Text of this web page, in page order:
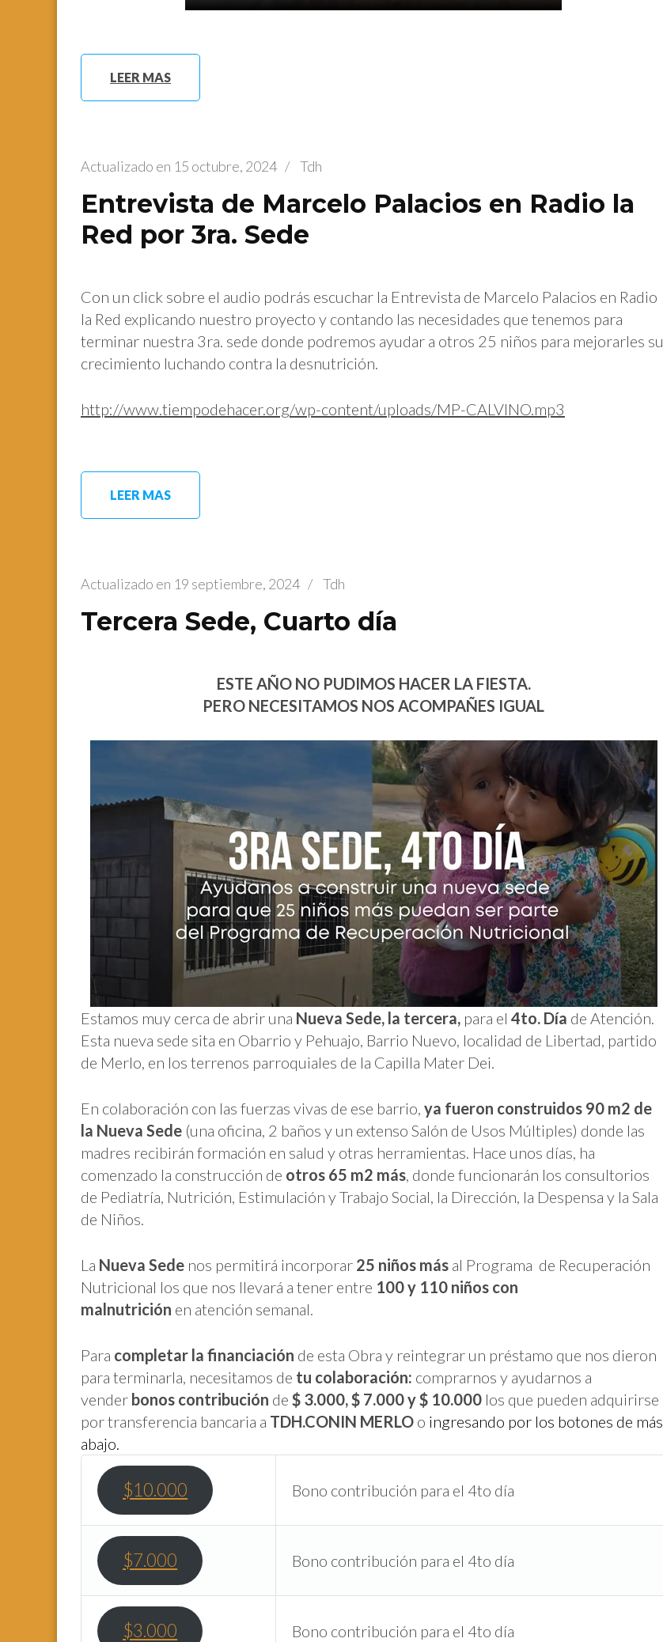
LEER MAS
Actualizado en 15 octubre, 2024 / Tdh
Entrevista de Marcelo Palacios en Radio la
Red por 3ra. Sede
Con un click sobre el audio podrás escuchar la Entrevista de Marcelo Palacios en Radio
la Red explicando nuestro proyecto y contando las necesidades que tenemos para
terminar nuestra 3ra. sede donde podremos ayudar a otros 25 niños para mejorarles su
crecimiento luchando contra la desnutrición.
http://www.tiempodehacer.org/wp-content/uploads/MP-CALVINO.mp3
LEER MAS
Actualizado en 19 septiembre, 2024 / Tdh
Tercera Sede, Cuarto día
ESTE AÑO NO PUDIMOS HACER LA FIESTA.
PERO NECESITAMOS NOS ACOMPAÑES IGUAL
Estamos muy cerca de abrir una Nueva Sede, la tercera, para el 4to. Día de Atención.
Esta nueva sede sita en Obarrio y Pehuajo, Barrio Nuevo, localidad de Libertad, partido
de Merlo, en los terrenos parroquiales de la Capilla Mater Dei.
En colaboración con las fuerzas vivas de ese barrio, ya fueron construidos 90 m2 de
la Nueva Sede (una oficina, 2 baños y un extenso Salón de Usos Múltiples) donde las
madres recibirán formación en salud y otras herramientas. Hace unos días, ha
comenzado la construcción de otros 65 m2 más, donde funcionarán los consultorios
de Pediatría, Nutrición, Estimulación y Trabajo Social, la Dirección, la Despensa y la Sala
de Niños.
La Nueva Sede nos permitirá incorporar 25 niños más al Programa de Recuperación
Nutricional los que nos llevará a tener entre 100 y 110 niños con
malnutrición en atención semanal.
Para completar la financiación de esta Obra y reintegrar un préstamo que nos dieron
para terminarla, necesitamos de tu colaboración: comprarnos y ayudarnos a
vender bonos contribución de $ 3.000,$ 7.000 y$ 10.000 los que pueden adquirirse
por transferencia bancaria a TDH.CONIN MERLO o ingresando por los botones de más
abajo.
$10.000 Bono contribución para el 4to día
$7.000 Bono contribución para el 4to día
$3.000 Bono contribución para el 4to día